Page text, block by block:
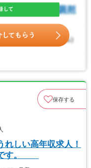
保存する
れしい高年収求人！
です。